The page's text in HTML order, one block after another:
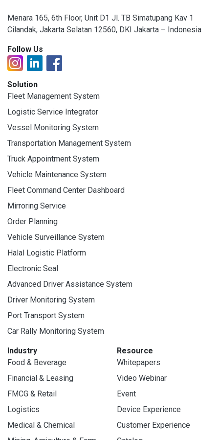
Menara 165, 6th Floor, Unit D1 Jl. TB Simatupang Kav 1
Cilandak, Jakarta Selatan 12560, DKI Jakarta – Indonesia
Follow Us
Solution
Fleet Management System
Logistic Service Integrator
Vessel Monitoring System
Transportation Management System
Truck Appointment System
Vehicle Maintenance System
Fleet Command Center Dashboard
Mirroring Service
Order Planning
Vehicle Surveillance System
Halal Logistic Platform
Electronic Seal
Advanced Driver Assistance System
Driver Monitoring System
Port Transport System
Car Rally Monitoring System
Industry
Food & Beverage
Financial & Leasing
FMCG & Retail
Logistics
Medical & Chemical
Resource
Whitepapers
Video Webinar
Event
Device Experience
Customer Experience